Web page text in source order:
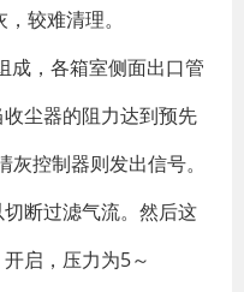
较难清理。
成，各箱室侧面出口管
尘器的阻力达到预先
控制器则发出信号。
断过滤气流。然后这
启，压力为5～